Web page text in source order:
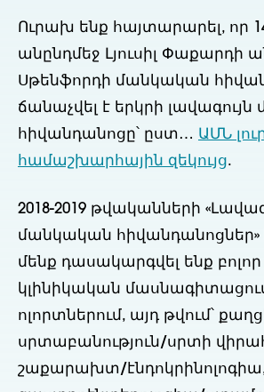
Ուրախ ենք հայտարարել, որ
անընդմեջ Լյուսիլ Փաքարդի
Սթենֆորդի մանկական
ճանաչվել է երկրի
հիվանդանոցը՝ ըստ… ԱՄՆ
համաշխարհային զեկույց.
2018-2019 թվականների
մանկական հիվանդանոցներ»
մենք դասակարգվել ենք բոլոր
կլինիկական
ոլորտներում, այդ թվում՝
սրտաբանություն/սրտի
շաքարախտ/